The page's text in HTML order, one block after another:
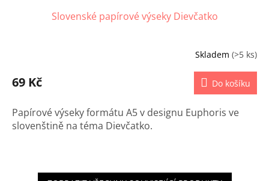
Slovenské papírové výseky Dievčatko
Skladem (>5 ks)
69 Kč Do košíku
Papírové výseky formátu A5 v designu Euphoris ve
slovenštině na téma Dievčatko.